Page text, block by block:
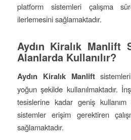
platform sistemleri çalışma
ilerlemesini sağlamaktadır.
Aydın Kiralık Manlift
Alanlarda Kullanılır?
Aydın Kiralık Manlift
yoğun şekilde kullanılmaktadır.
tesislerine kadar geniş
sistemler erişim gerektiren
sağlamaktadır.